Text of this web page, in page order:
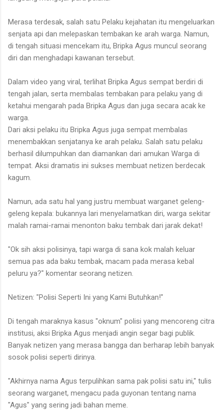
Merasa terdesak, salah satu Pelaku kejahatan itu mengeluarkan
senjata api dan melepaskan tembakan ke arah warga. Namun,
di tengah situasi mencekam itu, Bripka Agus muncul seorang
diri dan menghadapi kawanan tersebut.
Dalam video yang viral, terlihat Bripka Agus sempat berdiri di
tengah jalan, serta membalas tembakan para pelaku yang di
ketahui mengarah pada Bripka Agus dan juga secara acak ke
warga.
Dari aksi pelaku itu Bripka Agus juga sempat membalas
menembakkan senjatanya ke arah pelaku. Salah satu pelaku
berhasil dilumpuhkan dan diamankan dari amukan Warga di
tempat. Aksi dramatis ini sukses membuat netizen berdecak
kagum.
Namun, ada satu hal yang justru membuat warganet geleng-
geleng kepala: bukannya lari menyelamatkan diri, warga sekitar
malah ramai-ramai menonton baku tembak dari jarak dekat!
"Ok sih aksi polisinya, tapi warga di sana kok malah keluar
semua pas ada baku tembak, macam pada merasa kebal
peluru ya?" komentar seorang netizen.
Netizen: "Polisi Seperti Ini yang Kami Butuhkan!"
Di tengah maraknya kasus "oknum" polisi yang mencoreng citra
institusi, aksi Bripka Agus menjadi angin segar bagi publik.
Banyak netizen yang merasa bangga dan berharap lebih banyak
sosok polisi seperti dirinya.
"Akhirnya nama Agus terpulihkan sama pak polisi satu ini," tulis
seorang warganet, mengacu pada guyonan tentang nama
"Agus" yang sering jadi bahan meme.